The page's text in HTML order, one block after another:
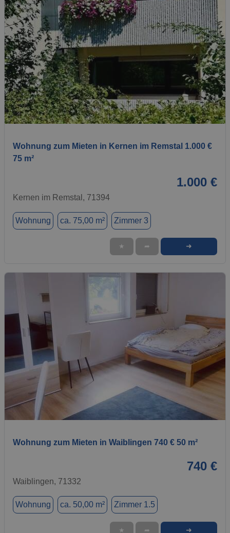
1 / 1
Wohnung zum Mieten in Kernen im Remstal 1.000 €
75 m²
1.000 €
Kernen im Remstal, 71394
Wohnung ca. 75,00 m² Zimmer 3
★ ➦ ➜
Wohnung zum Mieten in Waiblingen 740 € 50 m²
740 €
Waiblingen, 71332
Wohnung ca. 50,00 m² Zimmer 1.5
★ ➦ ➜